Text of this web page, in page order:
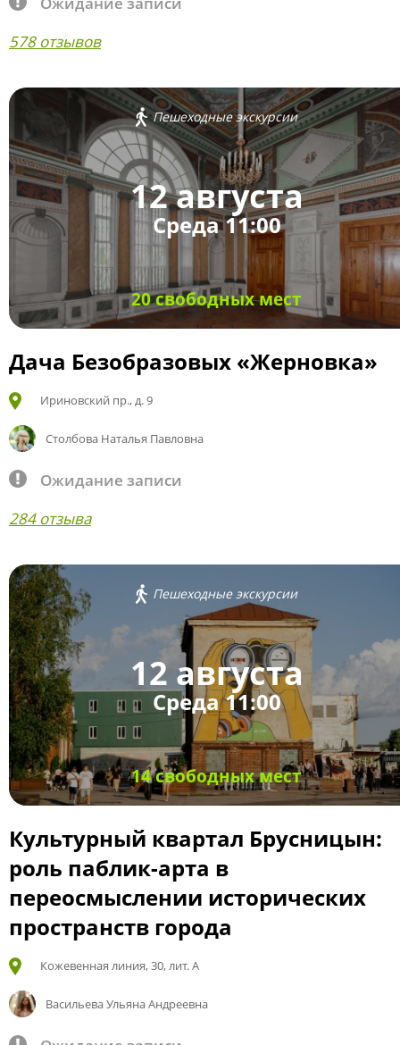
578 отзывов
Пешеходные экскурсии
12 августа
Среда 11:00
20 свободных мест
Дача Безобразовых «Жерновка»
Ириновский пр., д. 9
Столбова Наталья Павловна
Ожидание записи
284 отзыва
Пешеходные экскурсии
12 августа
Среда 11:00
14 свободных мест
Культурный квартал Брусницын:
роль паблик-арта в
переосмыслении исторических
пространств города
Кожевенная линия, 30, лит. А
Васильева Ульяна Андреевна